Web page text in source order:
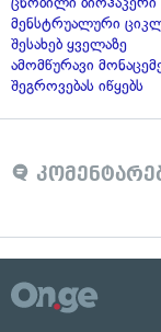
მენსტრუალური
შესახებ ყველაზე
ამომწურავი
შეგროვებას იწყებს